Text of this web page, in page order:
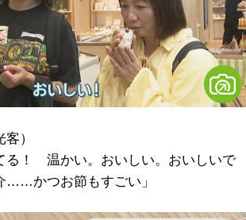
）
る！ 温かい。おいしい。おいしいで
……かつお節もすごい」